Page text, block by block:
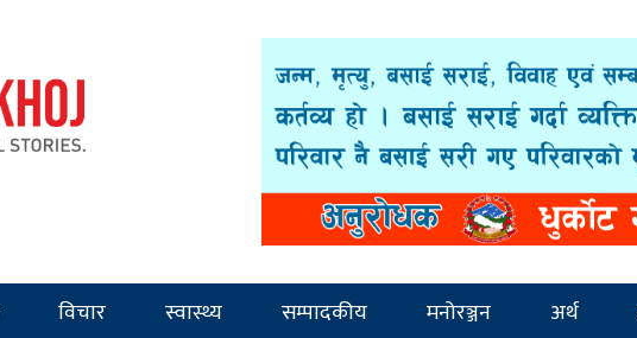
विचार स्वास्थ्य सम्पादकीय मनोरञ्जन अर्थ